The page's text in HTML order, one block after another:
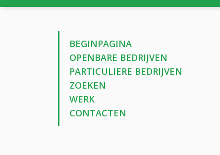
BEGINPAGINA
OPENBARE BEDRIJVEN
PARTICULIERE BEDRIJVEN
ZOEKEN
WERK
CONTACTEN